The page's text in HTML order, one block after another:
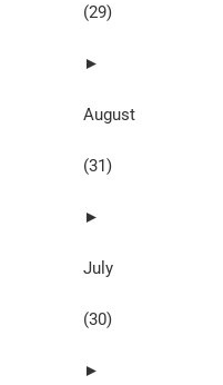
(29)
►
August
(31)
►
July
(30)
►